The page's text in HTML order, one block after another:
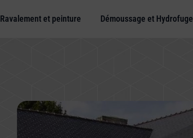
Ravalement et peinture Démoussage et Hydrofuge